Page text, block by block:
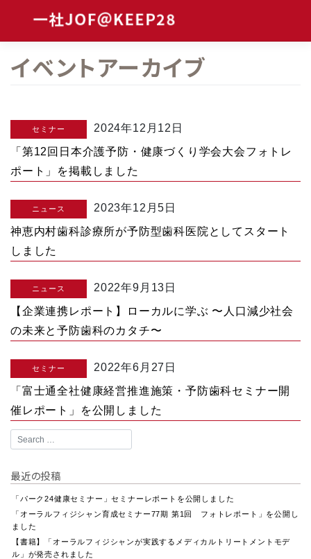
イベントアーカイブ
セミナー
2024年12月12日
「第12回日本介護予防・健康づくり学会大会フォトレ
ポート」を掲載しました
ニュース
2023年12月5日
神恵内村歯科診療所が予防型歯科医院としてスタート
しました
ニュース
2022年9月13日
【企業連携レポート】ローカルに学ぶ 〜人口減少社会
の未来と予防歯科のカタチ〜
セミナー
2022年6月27日
「富士通全社健康経営推進施策・予防歯科セミナー開
催レポート」を公開しました
最近の投稿
「パーク24健康セミナー」セミナーレポートを公開しました
「オーラルフィジシャン育成セミナー77期 第1回 フォトレポート」を公開し
ました
【書籍】「オーラルフィジシャンが実践するメディカルトリートメントモデ
ル」が発売されました